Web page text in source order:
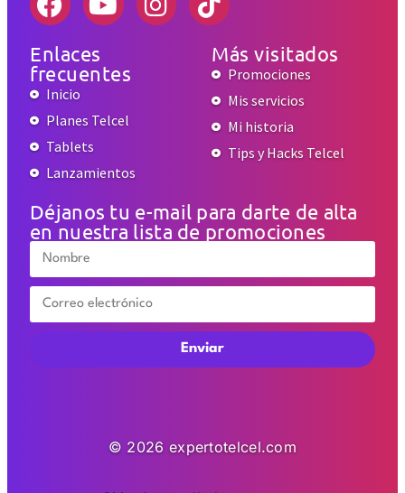
Enlaces
frecuentes
Inicio
Planes Telcel
Tablets
Lanzamientos
Más visitados
Promociones
Mis servicios
Mi historia
Tips y Hacks Telcel
Déjanos tu e-mail para darte de alta
en nuestra lista de promociones
Enviar
© 2026 expertotelcel.com